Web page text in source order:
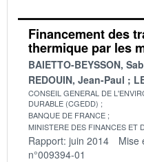
Financement des
thermique par les
BAIETTO-BEYSSON,
REDOUIN, Jean-Paul
CONSEIL GENERAL DE
DURABLE (CGEDD)
BANQUE DE FRANCE
MINISTERE DES FINANCES ET
Rapport: juin 2014 Mise
n°009394-01